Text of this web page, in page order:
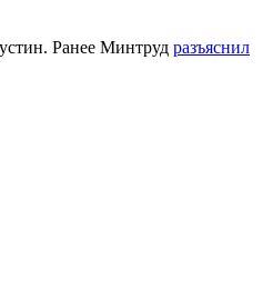
Ранее Минтруд разъяснил